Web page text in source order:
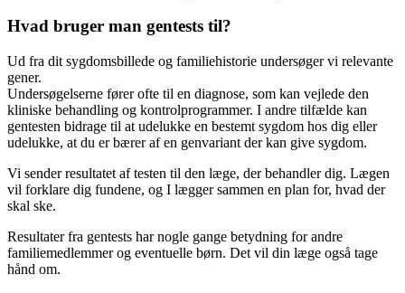
Hvad bruger man gentests til?
Ud fra dit sygdomsbillede og familiehistorie undersøger vi relevante
gener.
Undersøgelserne fører ofte til en diagnose, som kan vejlede den
kliniske behandling og kontrolprogrammer. I andre tilfælde kan
gentesten bidrage til at udelukke en bestemt sygdom hos dig eller
udelukke, at du er bærer af en genvariant der kan give sygdom.
Vi sender resultatet af testen til den læge, der behandler dig. Lægen
vil forklare dig fundene, og I lægger sammen en plan for, hvad der
skal ske.
Resultater fra gentests har nogle gange betydning for andre
familiemedlemmer og eventuelle børn. Det vil din læge også tage
hånd om.